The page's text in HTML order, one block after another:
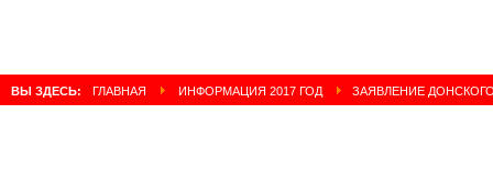
ВЫ ЗДЕСЬ: ГЛАВНАЯ ИНФОРМАЦИЯ 2017 ГОД ЗАЯВЛЕНИЕ